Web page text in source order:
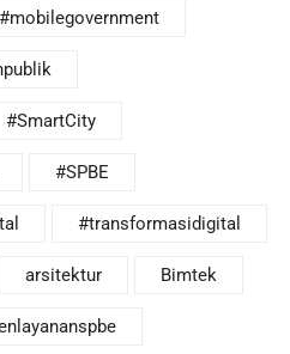
#mobilegovernment
#SmartCity
#SPBE
#transformasidigital
arsitektur Bimtek